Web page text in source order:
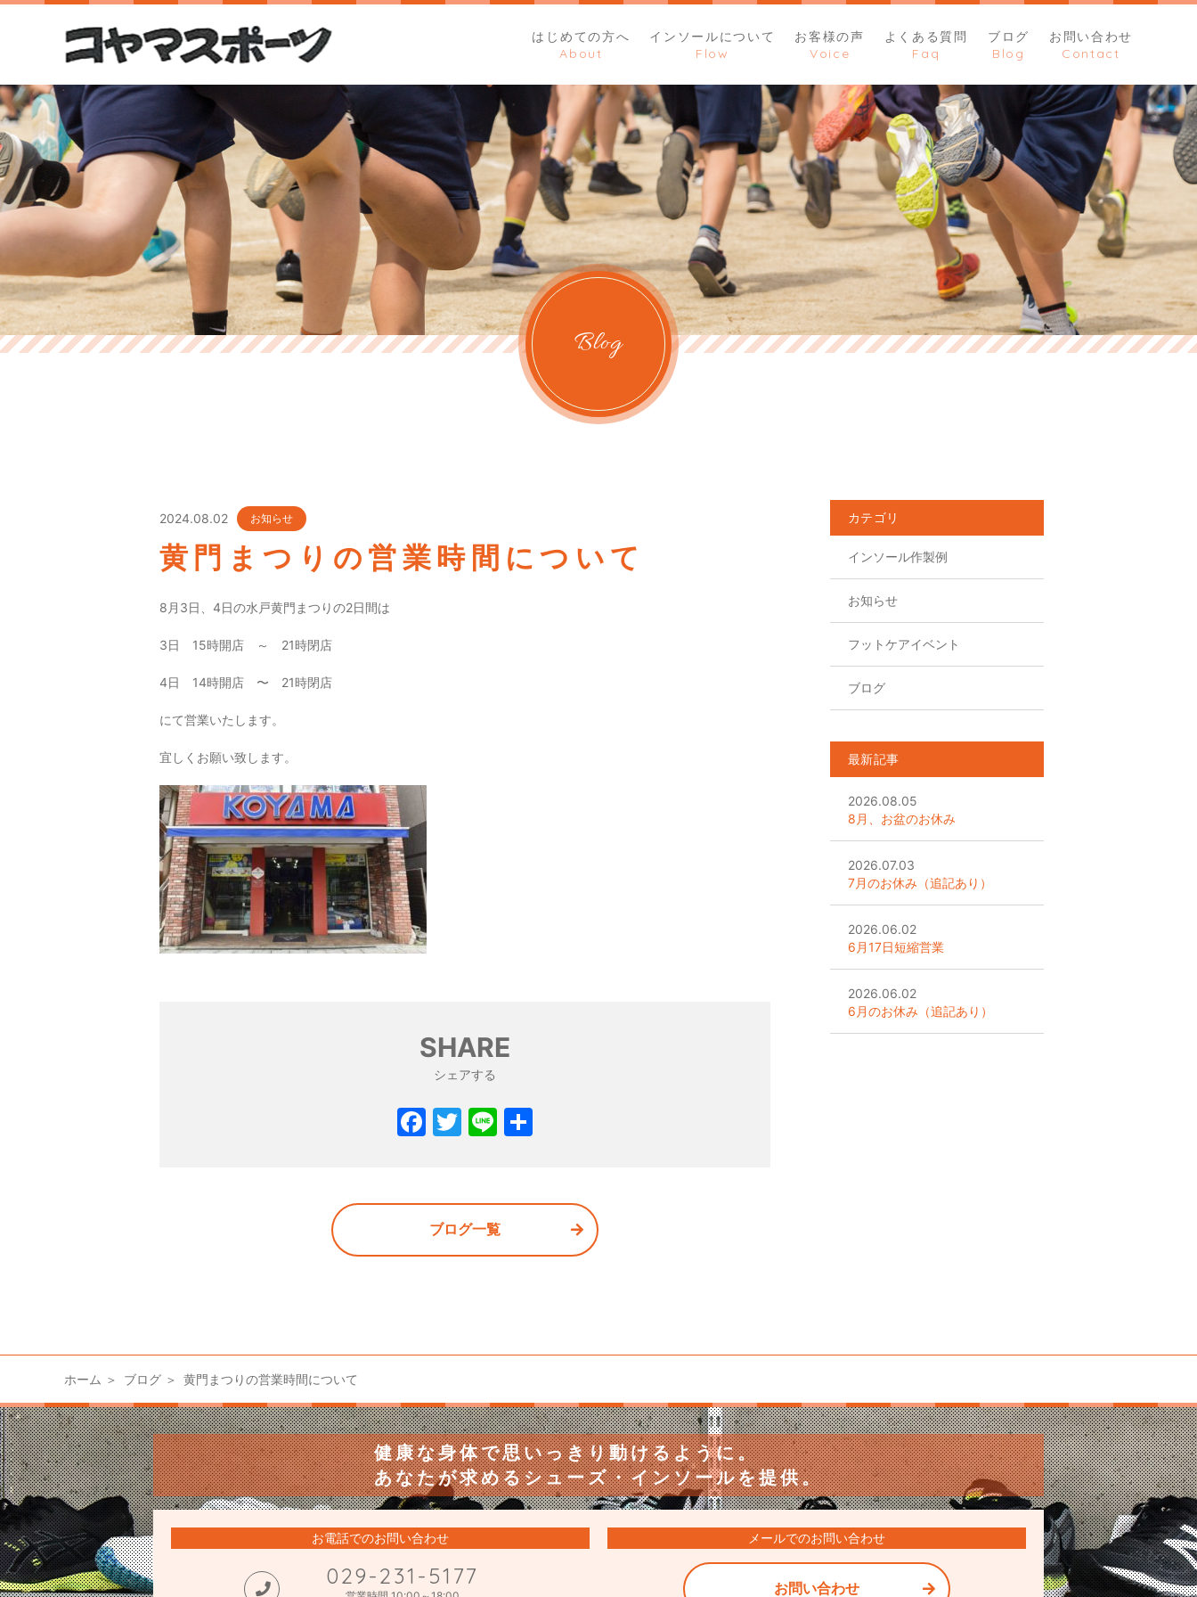
はじめての方へ インソールについて お客様の声 よくある質問 ブログ お問い合わせ
Blog
2024.08.02 お知らせ
黄門まつりの営業時間について
8月3日、4日の水戸黄門まつりの2日間は
3日 15時開店 ～ 21時閉店
4日 14時開店 〜 21時閉店
にて営業いたします。
宜しくお願い致します。
SHARE
シェアする
F
e
b
o
T
er
Li
ブログ一覧
カテゴリ
インソール作製例
お知らせ
フットケアイベント
ブログ
最新記事
2026.08.05
8月、お盆のお休み
2026.07.03
7月のお休み（追記あり）
2026.06.02
6月17日短縮営業
2026.06.02
6月のお休み（追記あり）
ホーム ブログ 黄門まつりの営業時間について
健康な身体で思いっきり動けるように。
あなたが求めるシューズ・インソールを提供。
お電話でのお問い合わせ
029-231-5177
メールでのお問い合わせ
お問い合わせ